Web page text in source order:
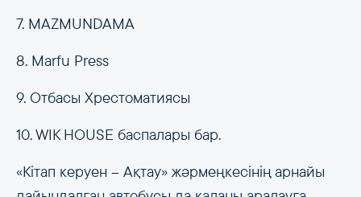
7. MAZMUNDAMA
8. Marfu Press
9. Отбасы Хрестоматиясы
10. WIK HOUSE баспалары бар.
«Кітап керуен – Ақтау» жәрмеңкесінің арнайы